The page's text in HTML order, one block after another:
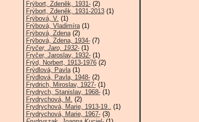
Frýbort, Zdeněk, 1931-(2)
Frýbort, Zdeněk, 1931-2013(1)
Frýbová, V. (1)
Frýbová, Vladimíra(1)
Frýbová, Zdena(2)
Frýbová, Zdena, 1934-(7)
Fryčer, Jaro, 1932-(1)
Fryčer, Jaroslav, 1932-(1)
Frýd, Norbert, 1913-1976(2)
Frýdlová, Pavla(1)
Frýdlová, Pavla, 1948-(2)
Frydrich, Miroslav, 1927-(1)
Frydrych, Stanislav, 1968-(1)
Frydrychová, M. (2)
Frydrychová, Marie, 1913-19.. (1)
Frydrychová, Marie, 1967-(3)